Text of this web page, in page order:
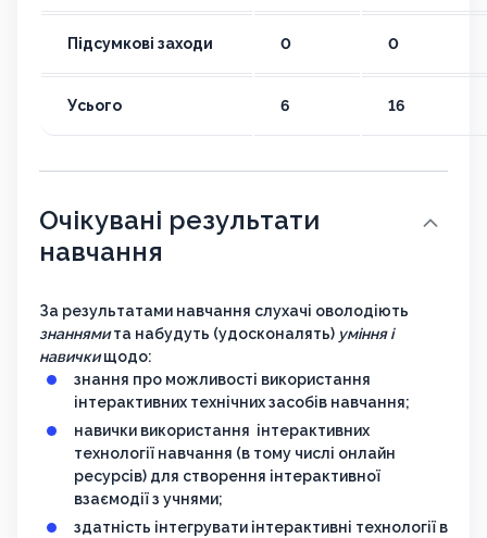
Підсумкові заходи 0 0
Усього 6 16
Очікувані результати
навчання
За результатами навчання слухачі оволодіють
знаннямита набудуть (удосконалять) уміння і
навичкищодо:
знання про можливості використання
інтерактивних технічних засобів навчання;
навички використання інтерактивних
технології навчання (в тому числі онлайн
ресурсів) для створення інтерактивної
взаємодії з учнями;
здатність інтегрувати інтерактивні технології в